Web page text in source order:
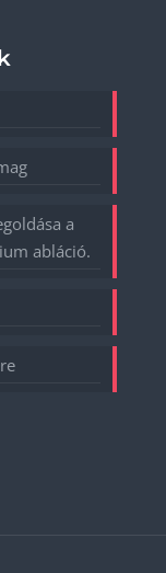
a
abláció.